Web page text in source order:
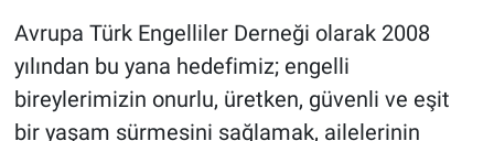
Avrupa Türk Engelliler Derneği olarak 2008
yılından bu yana hedefimiz; engelli
bireylerimizin onurlu, üretken, güvenli ve eşit
bir yaşam sürmesini sağlamak, ailelerinin